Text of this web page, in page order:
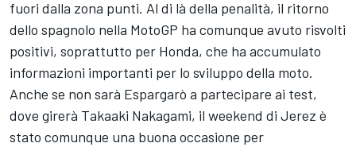
fuori dalla zona punti. Al di là della penalità, il ritorno
dello spagnolo nella MotoGP ha comunque avuto risvolti
positivi, soprattutto per Honda, che ha accumulato
informazioni importanti per lo sviluppo della moto.
Anche se non sarà Espargarò a partecipare ai test,
dove girerà Takaaki Nakagami, il weekend di Jerez è
stato comunque una buona occasione per